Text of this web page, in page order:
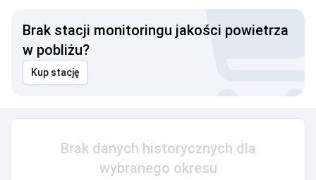
Brak stacji monitoringu jakości powietrza
w pobliżu?
Kup stację
Brak danych historycznych dla
wybranego okresu